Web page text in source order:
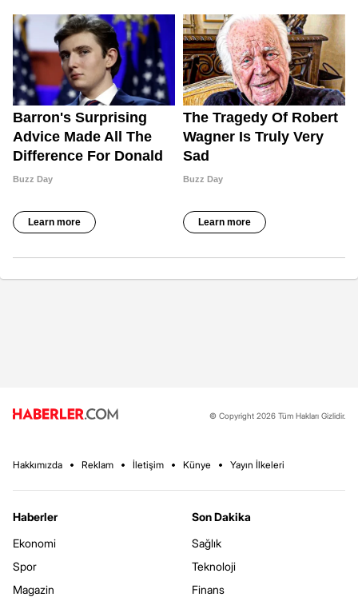
© Copyright 2026 Tüm Hakları Gizlidir.
Hakkımızda Reklam İletişim Künye Yayın İlkeleri
Haberler
Ekonomi
Spor
Magazin
Son Dakika
Sağlık
Teknoloji
Finans